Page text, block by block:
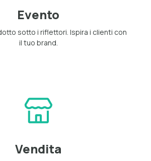
Evento
sotto i riflettori. Ispira i clienti con
il tuo brand.
Vendita